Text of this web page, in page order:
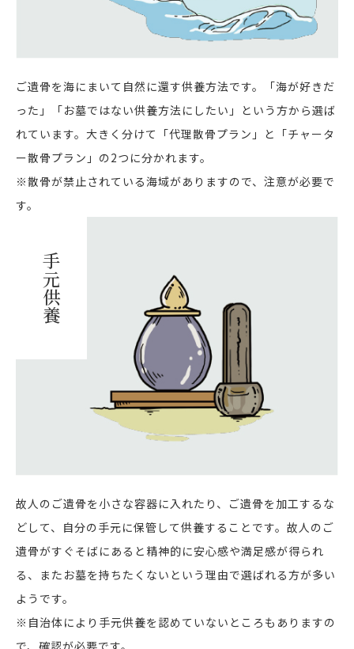
ご遺骨を海にまいて自然に還す供養方法です。「海が好きだ
った」「お墓ではない供養方法にしたい」という方から選ば
れています。大きく分けて「代理散骨プラン」と「チャータ
ー散骨プラン」の2つに分かれます。
※散骨が禁止されている海域がありますので、注意が必要で
す。
手元供養
故人のご遺骨を小さな容器に入れたり、ご遺骨を加工するな
どして、自分の手元に保管して供養することです。故人のご
遺骨がすぐそばにあると精神的に安心感や満足感が得られ
る、またお墓を持ちたくないという理由で選ばれる方が多い
ようです。
※自治体により手元供養を認めていないところもありますの
で、確認が必要です。